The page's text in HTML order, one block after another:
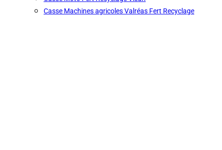
Casse Machines agricoles Valréas Fert Recyclage